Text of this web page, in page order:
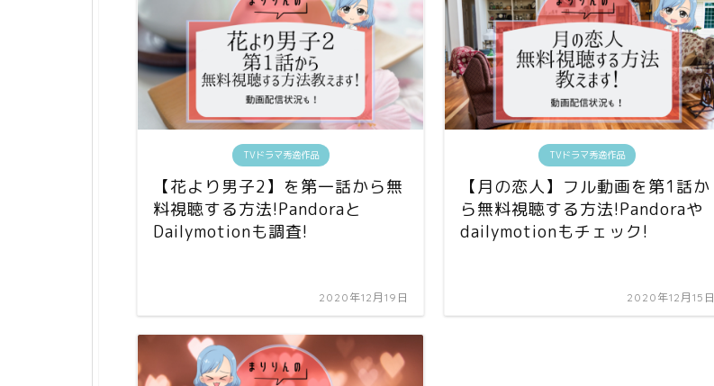
TVドラマ秀逸作品
【花より男子2】を第一話から無
料視聴する方法!Pandoraと
Dailymotionも調査!
2020年12月19日
TVドラマ秀逸作品
【月の恋人】フル動画を第1話か
ら無料視聴する方法!Pandoraや
dailymotionもチェック!
2020年12月15日